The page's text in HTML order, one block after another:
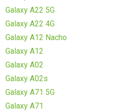
Galaxy A22 5G
Galaxy A22 4G
Galaxy A12 Nacho
Galaxy A12
Galaxy A02
Galaxy A02s
Galaxy A71 5G
Galaxy A71